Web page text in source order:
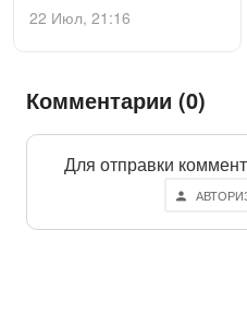
22 Июл, 21:16
Комментарии (0)
Для отправки